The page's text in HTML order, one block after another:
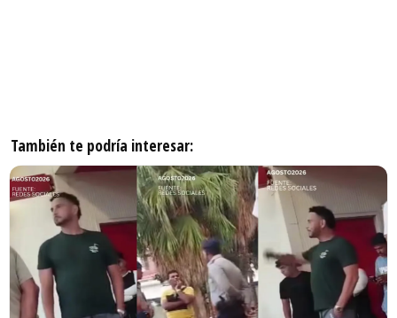
También te podría interesar: